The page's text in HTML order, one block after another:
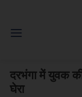
दरभंगा में युवक
घेरा